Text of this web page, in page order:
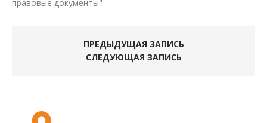
правовые документы"
ПРЕДЫДУЩАЯ ЗАПИСЬ
СЛЕДУЮЩАЯ ЗАПИСЬ